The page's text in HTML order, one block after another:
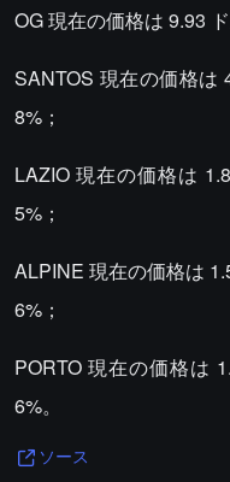
OG 現在の価格は 9.93
SANTOS 現在の価格は
8%；
LAZIO 現在の価格は
5%；
ALPINE 現在の価格は
6%；
PORTO 現在の価格は
6%。
ソース